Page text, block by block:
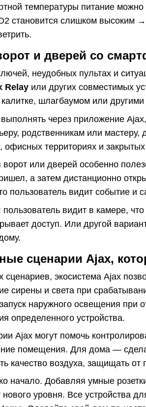
температуры питание
становится слишком высоким
и дверей со
неудобных пультах и
Relay или других совместимых
шлагбаумом или
через приложение
родственникам или
офисных территориях и
ворот или дверей особенно
а затем дистанционно
пользователь видит событие и
пользователь видит в камере,
доступ. Или другой
сценарии Ajax,
сценариев, экосистема Ajax
сирены и света при
наружного освещения при
определенного устройства.
Ajax могут помочь
помещения. Для дома —
качество воздуха, защищать от
начало. Добавляя умные
уровня. Все устройства